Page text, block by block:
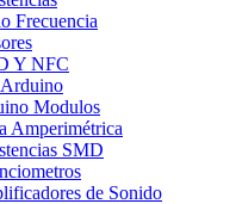
Frecuencia
Y NFC
Modulos
Amperimétrica
SMD
de Sonido